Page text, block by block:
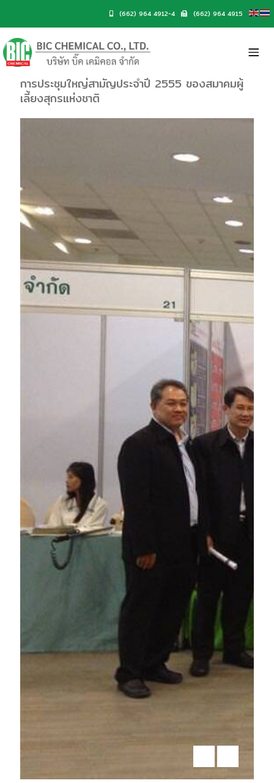
(662) 964 4912-4 (662) 964 4915
การประชุมใหญ่สามัญประจำปี 2555 ของสมาคมผู้
เลี้ยงสุกรแห่งชาติ